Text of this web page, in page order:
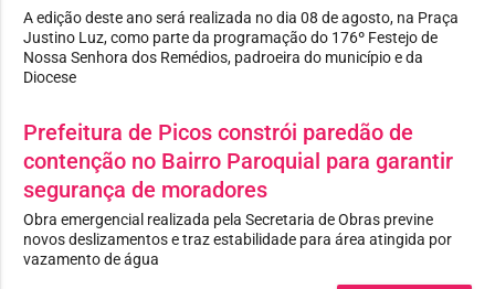
A edição deste ano será realizada no dia 08 de agosto, na Praça
Justino Luz, como parte da programação do 176º Festejo de
Nossa Senhora dos Remédios, padroeira do município e da
Diocese
Prefeitura de Picos constrói paredão de
contenção no Bairro Paroquial para garantir
segurança de moradores
Obra emergencial realizada pela Secretaria de Obras previne
novos deslizamentos e traz estabilidade para área atingida por
vazamento de água